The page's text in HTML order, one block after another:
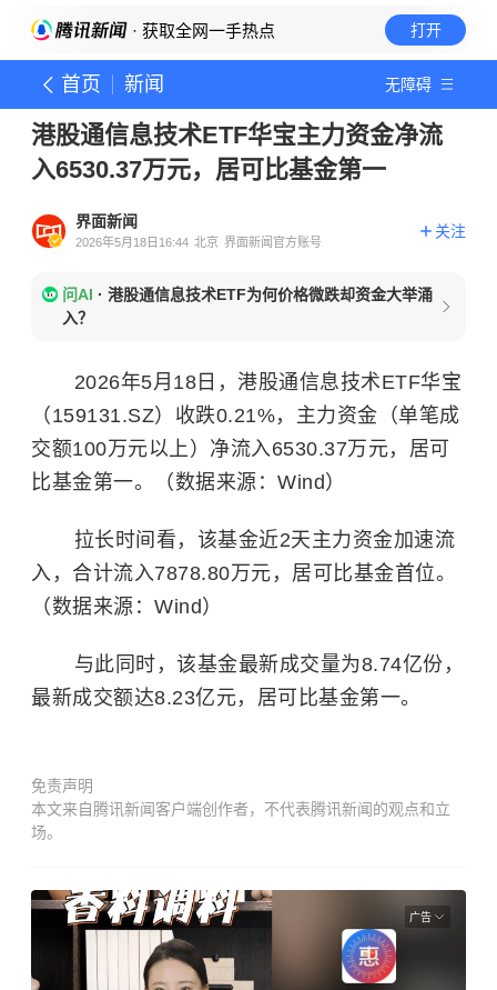
· 获取全网一手热点 打开
首页 新闻 无障碍
港股通信息技术ETF华宝主力资金净流
入6530.37万元，居可比基金第一
界面新闻
2026年5月18日16:44 北京 界面新闻官方账号
关注
问AI · 港股通信息技术ETF为何价格微跌却资金大举涌
入？
2026年5月18日，港股通信息技术ETF华宝
（159131.SZ）收跌0.21%，主力资金（单笔成
交额100万元以上）净流入6530.37万元，居可
比基金第一。（数据来源：Wind）
拉长时间看，该基金近2天主力资金加速流
入，合计流入7878.80万元，居可比基金首位。
（数据来源：Wind）
与此同时，该基金最新成交量为8.74亿份，
最新成交额达8.23亿元，居可比基金第一。
免责声明
本文来自腾讯新闻客户端创作者，不代表腾讯新闻的观点和立
场。
广告